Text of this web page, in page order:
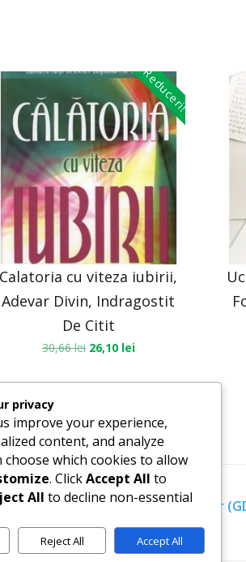
Reduceri!
Calatoria cu viteza iubirii,
Adevar Divin, Indragostit
De Citit
30,66lei 26,10 lei
Condiții & Protecția Datelor
privacy
improve your experience,
content, and analyze
choose which cookies to allow
. ClickAccept All to
All to decline non-essential
Reject All Accept All